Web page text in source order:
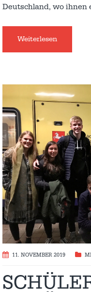
Deutschland, wo ihnen
Weiterlesen
11. NOVEMBER 2019